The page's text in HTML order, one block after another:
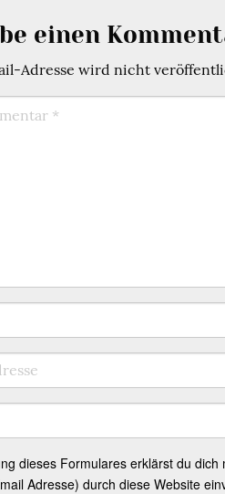
einen
Adresse wird nicht
dieses Formulares erklärst du
Adresse) durch diese Website